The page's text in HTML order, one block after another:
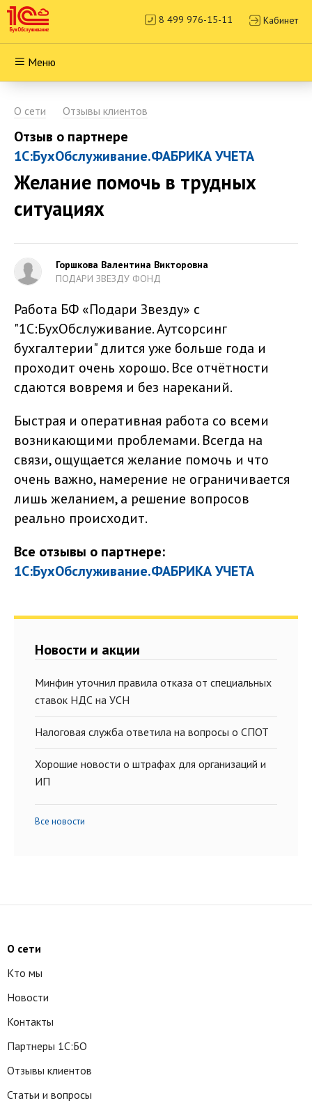
8 499 976-15-11 Кабинет
Меню
О сети Отзывы клиентов
Отзыв о партнере
1С:БухОбслуживание.ФАБРИКА УЧЕТА
Желание помочь в трудных
ситуациях
Горшкова Валентина Викторовна
ПОДАРИ ЗВЕЗДУ ФОНД
Работа БФ «Подари Звезду» с
"1С:БухОбслуживание. Аутсорсинг
бухгалтерии" длится уже больше года и
проходит очень хорошо. Все отчётности
сдаются вовремя и без нареканий.
Быстрая и оперативная работа со всеми
возникающими проблемами. Всегда на
связи, ощущается желание помочь и что
очень важно, намерение не ограничивается
лишь желанием, а решение вопросов
реально происходит.
Все отзывы о партнере:
1С:БухОбслуживание.ФАБРИКА УЧЕТА
Новости и акции
Минфин уточнил правила отказа от специальных
ставок НДС на УСН
Налоговая служба ответила на вопросы о СПОТ
Хорошие новости о штрафах для организаций и
ИП
Все новости
О сети
Кто мы
Новости
Контакты
Партнеры 1С:БО
Отзывы клиентов
Статьи и вопросы